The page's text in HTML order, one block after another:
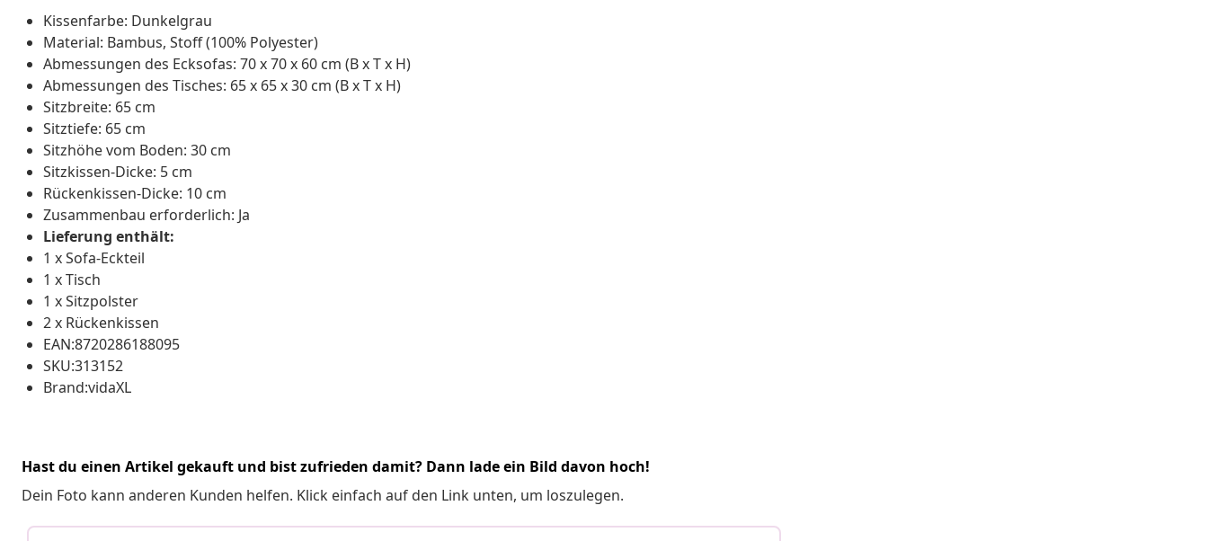
Kissenfarbe: Dunkelgrau
Material: Bambus, Stoff (100% Polyester)
Abmessungen des Ecksofas: 70 x 70 x 60 cm (B x T x H)
Abmessungen des Tisches: 65 x 65 x 30 cm (B x T x H)
Sitzbreite: 65 cm
Sitztiefe: 65 cm
Sitzhöhe vom Boden: 30 cm
Sitzkissen-Dicke: 5 cm
Rückenkissen-Dicke: 10 cm
Zusammenbau erforderlich: Ja
Lieferung enthält:
1 x Sofa-Eckteil
1 x Tisch
1 x Sitzpolster
2 x Rückenkissen
EAN:8720286188095
SKU:313152
Brand:vidaXL
Hast du einen Artikel gekauft und bist zufrieden damit? Dann lade ein Bild davon hoch!
Dein Foto kann anderen Kunden helfen. Klick einfach auf den Link unten, um loszulegen.